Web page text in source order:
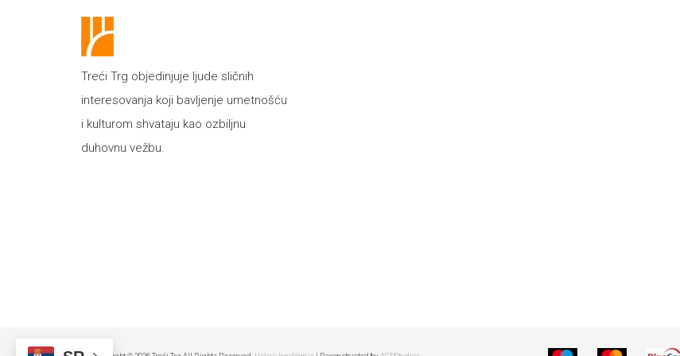
Treći Trg objedinjuje ljude sličnih
interesovanja koji bavljenje umetnošću
i kulturom shvataju kao ozbiljnu
duhovnu vežbu.